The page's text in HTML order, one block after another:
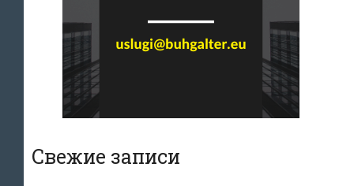
Свежие записи